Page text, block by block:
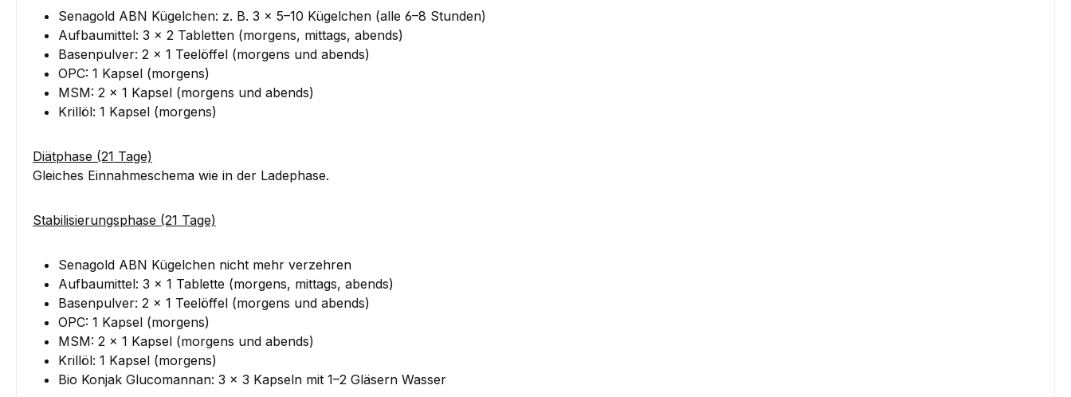
Senagold ABN Kügelchen: z. B. 3 × 5–10 Kügelchen (alle 6–8 Stunden)
Aufbaumittel: 3 × 2 Tabletten (morgens, mittags, abends)
Basenpulver: 2 × 1 Teelöffel (morgens und abends)
OPC: 1 Kapsel (morgens)
MSM: 2 × 1 Kapsel (morgens und abends)
Krillöl: 1 Kapsel (morgens)
Diätphase (21 Tage)
Gleiches Einnahmeschema wie in der Ladephase.
Stabilisierungsphase (21 Tage)
Senagold ABN Kügelchen nicht mehr verzehren
Aufbaumittel: 3 × 1 Tablette (morgens, mittags, abends)
Basenpulver: 2 × 1 Teelöffel (morgens und abends)
OPC: 1 Kapsel (morgens)
MSM: 2 × 1 Kapsel (morgens und abends)
Krillöl: 1 Kapsel (morgens)
Bio Konjak Glucomannan: 3 × 3 Kapseln mit 1–2 Gläsern Wasser